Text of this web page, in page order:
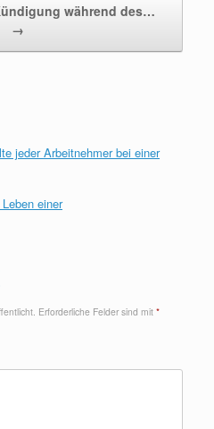
während des…
→
jeder Arbeitnehmer bei einer
einer
Erforderliche Felder sind mit *